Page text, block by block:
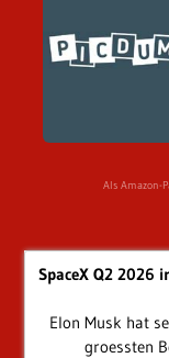
Als Amazon-
SpaceX Q2 2026
Elon Musk hat
groessten